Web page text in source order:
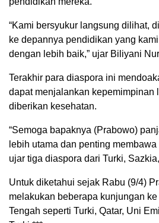
“Kami bersyukur langsung dilihat,
ke depannya pendidikan yang
dengan lebih baik,” ujar Biliyani
Terakhir para diaspora ini
dapat menjalankan kepemimpinan
diberikan kesehatan.
“Semoga bapaknya (Prabowo)
lebih utama dan penting
ujar tiga diaspora dari Turki,
Untuk diketahui sejak Rabu (9/4)
melakukan beberapa kunjungan
Tengah seperti Turki, Qatar, Uni